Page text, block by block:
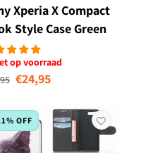
Xperia X Compact
Style Case Green
op voorraad
prijs€24,95
OFF